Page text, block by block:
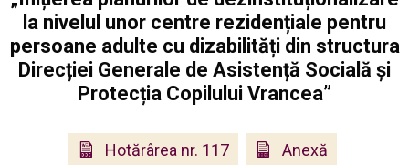
la nivelul unor centre rezidențiale pentru
persoane adulte cu dizabilități din structura
Direcției Generale de Asistență Socială și
Protecția Copilului Vrancea”
Hotărârea nr. 117 Anexă